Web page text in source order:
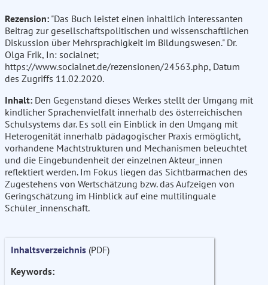
Rezension: "Das Buch leistet einen inhaltlich interessanten
Beitrag zur gesellschaftspolitischen und wissenschaftlichen
Diskussion über Mehrsprachigkeit im Bildungswesen." Dr.
Olga Frik, In: socialnet;
https://www.socialnet.de/rezensionen/24563.php, Datum
des Zugriffs 11.02.2020.
Inhalt: Den Gegenstand dieses Werkes stellt der Umgang mit
kindlicher Sprachenvielfalt innerhalb des österreichischen
Schulsystems dar. Es soll ein Einblick in den Umgang mit
Heterogenität innerhalb pädagogischer Praxis ermöglicht,
vorhandene Machtstrukturen und Mechanismen beleuchtet
und die Eingebundenheit der einzelnen Akteur_innen
reflektiert werden. Im Fokus liegen das Sichtbarmachen des
Zugestehens von Wertschätzung bzw. das Aufzeigen von
Geringschätzung im Hinblick auf eine multilinguale
Schüler_innenschaft.
Inhaltsverzeichnis (PDF)
Keywords: